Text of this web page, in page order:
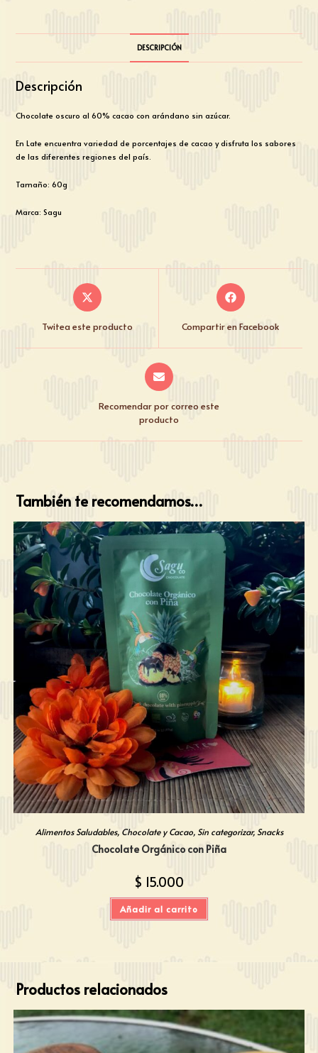
DESCRIPCIÓN
Descripción
Chocolate oscuro al 60% cacao con arándano sin azúcar.
En Late encuentra variedad de porcentajes de cacao y disfruta los sabores
de las diferentes regiones del país.
Tamaño: 60g
Marca: Sagu
Twitea este producto Compartir en Facebook
Recomendar por correo este
producto
También te recomendamos…
Alimentos Saludables, Chocolate y Cacao, Sin categorizar, Snacks
Chocolate Orgánico con Piña
$ 15.000
Añadir al carrito
Productos relacionados